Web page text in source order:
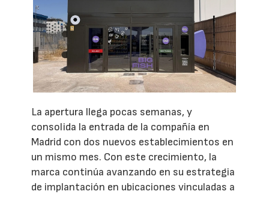
La apertura llega pocas semanas, y
consolida la entrada de la compañía en
Madrid con dos nuevos establecimientos en
un mismo mes. Con este crecimiento, la
marca continúa avanzando en su estrategia
de implantación en ubicaciones vinculadas a